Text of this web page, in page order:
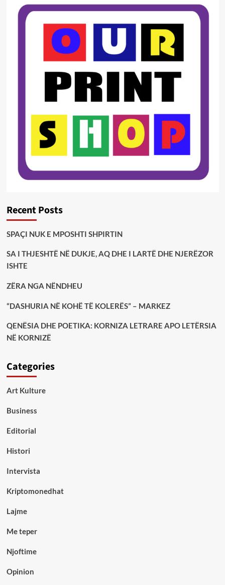
Recent Posts
SPAÇI NUK E MPOSHTI SHPIRTIN
SA I THJESHTË NË DUKJE, AQ DHE I LARTË DHE NJERËZOR
ISHTE
ZËRA NGA NËNDHEU
“DASHURIA NË KOHË TË KOLERËS” – MARKEZ
QENËSIA DHE POETIKA: KORNIZA LETRARE APO LETËRSIA
NË KORNIZË
Categories
Art Kulture
Business
Editorial
Histori
Intervista
Kriptomonedhat
Lajme
Me teper
Njoftime
Opinion